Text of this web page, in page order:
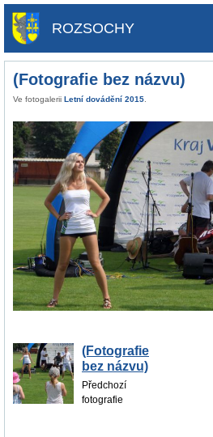
ROZSOCHY
(Fotografie bez názvu)
Ve fotogalerii Letní dovádění 2015
(Fotografie
bez názvu)
Předchozí
fotografie